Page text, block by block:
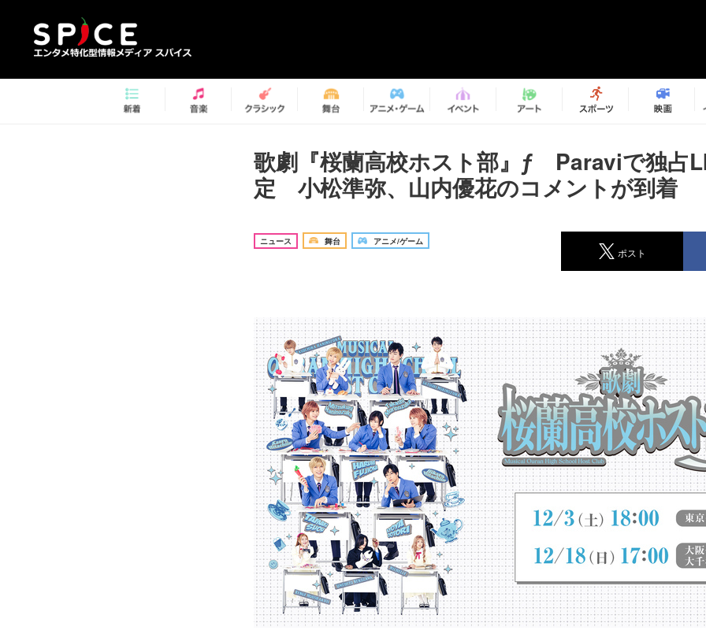
歌劇『桜蘭高校ホスト部』ƒ Paraviで独占
定 小松準弥、山内優花のコメントが到着
ニュース 舞台 アニメ/ゲーム
ポスト